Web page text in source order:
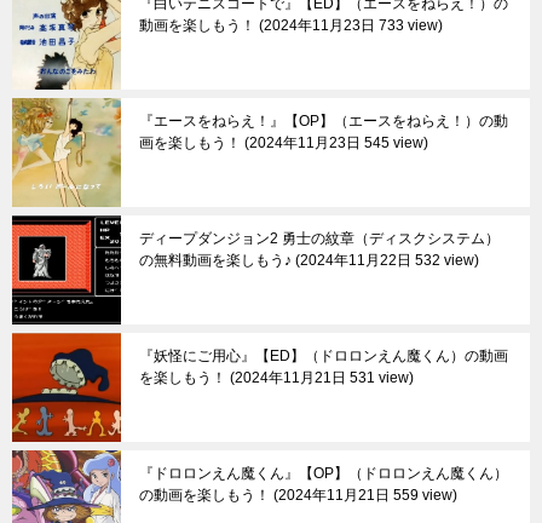
『白いテニスコートで』【ED】（エースをねらえ！）の
動画を楽しもう！
2024年11月23日 733 view
『エースをねらえ！』【OP】（エースをねらえ！）の動
画を楽しもう！
2024年11月23日 545 view
ディープダンジョン2 勇士の紋章（ディスクシステム）
の無料動画を楽しもう♪ 2024年11月22日 532 view
『妖怪にご用心』【ED】（ドロロンえん魔くん）の動画
を楽しもう！
2024年11月21日 531 view
『ドロロンえん魔くん』【OP】（ドロロンえん魔くん）
の動画を楽しもう！
2024年11月21日 559 view